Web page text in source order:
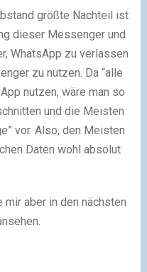
größte Nachteil ist
dieser Messenger und
WhatsApp zu verlassen
zu nutzen. Da “alle
nutzen, wäre man so
und die Meisten
vor. Also, den Meisten
Daten wohl absolut
mir aber in den nächsten